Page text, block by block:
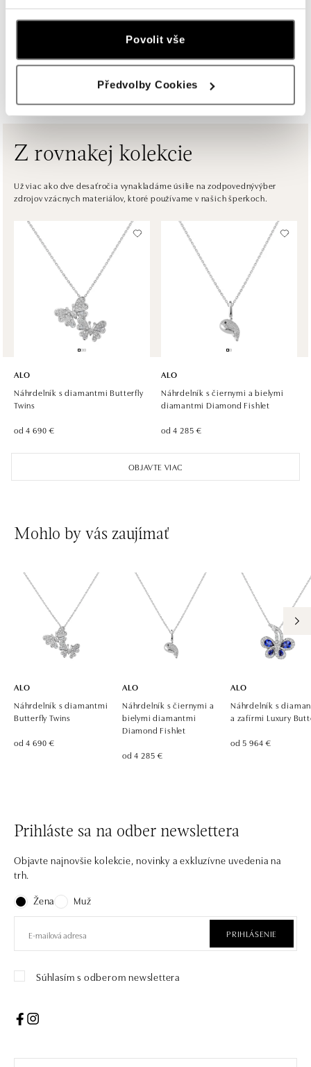
Povolit vše
Předvolby Cookies
dnes otvorené do 19:00
HALADA Na Příkopě, Praha
tel.: +420608028615
HALADA Česká, Brno
Česká 23, 602 00 Brno
tel.: +420602443261
HALADA OC Avion, Ostrava
Rudná 3114/114, 700 30 Ostrava-Zábřeh
tel.: +420605174749
dnes otvorené do 21:00
ZOBRAZIŤ VŠETKY BUTIKY
Z rovnakej kolekcie
Už viac ako dve desaťročia vynakladáme úsilie na zodpovednývýber
zdrojov vzácnych materiálov, ktoré používame v našich šperkoch.
OBJAVTE VIAC
ALO
Náhrdelník s diamantmi Butterfly
Twins
od 4 690 €
ALO
Náhrdelník s čiernymi a bielymi
diamantmi Diamond Fishlet
od 4 285 €
Mohlo by vás zaujímať
ALO
Náhrdelník s diamantmi
Butterfly Twins
od 4 690 €
ALO
Náhrdelník s čiernymi a
bielymi diamantmi
Diamond Fishlet
od 4 285 €
ALO
Náhrdelník s
a zafírmi Luxury
od 5 964 €
Prihláste sa na odber newslettera
Objavte najnovšie kolekcie, novinky a exkluzívne uvedenia na
trh.
Žena
Muž
PRIHLÁSENIE
Súhlasím s odberom newslettera